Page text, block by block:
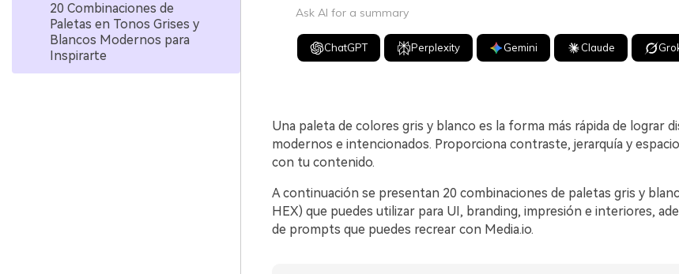
20 Combinaciones de
Paletas en Tonos Grises y
Blancos Modernos para
Inspirarte
Ask AI for a summary
ChatGPT Perplexity Gemini Claude
Una paleta de colores gris y blanco es la forma más rápida de lograr
modernos e intencionados. Proporciona contraste, jerarquía y
con tu contenido.
A continuación se presentan 20 combinaciones de paletas gris y
HEX) que puedes utilizar para UI, branding, impresión e interiores,
de prompts que puedes recrear con Media.io.